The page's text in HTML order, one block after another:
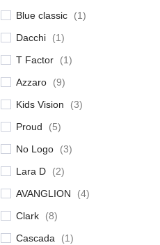
Blue classic
(1)
Dacchi
(1)
T Factor
(1)
Azzaro
(9)
Kids Vision
(3)
Proud
(5)
No Logo
(3)
Lara D
(2)
AVANGLION
(4)
Clark
(8)
Cascada
(1)